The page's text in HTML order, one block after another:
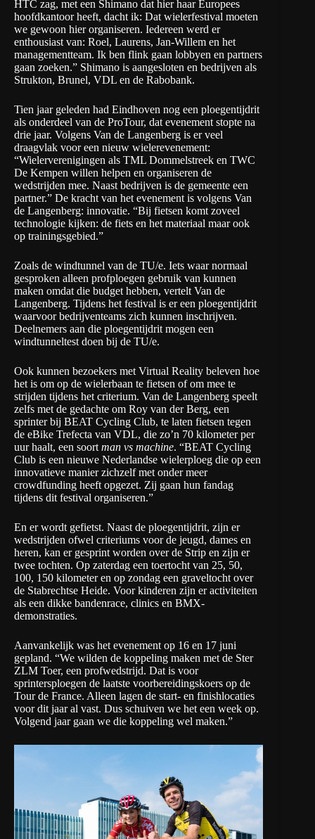
HTC zag, met een Shimano dat hier haar Europees
hoofdkantoor heeft, dacht ik: Dat wielerfestival moeten
we gewoon hier organiseren. Iedereen werd er
enthousiast van: Roel, Laurens, Jan-Willem en het
managementteam. Ik ben flink gaan lobbyen en partners
gaan zoeken.” Shimano is aangesloten en bedrijven als
Strukton, Brunel, VDL en de Rabobank.
Tien jaar geleden had Eindhoven nog een ploegentijdrit
als onderdeel van de ProTour, dat evenement stopte na
drie jaar. Volgens Van de Langenberg is er veel
draagvlak voor een nieuw wielerevenement:
“Wielerverenigingen als TML Dommelstreek en TWC
De Kempen willen helpen en organiseren de
wedstrijden mee. Naast bedrijven is de gemeente een
partner.” De kracht van het evenement is volgens Van
de Langenberg: innovatie. “Bij fietsen komt zoveel
technologie kijken: de fiets en het materiaal maar ook
op trainingsgebied.”
Zoals de windtunnel van de TU/e. Iets waar normaal
gesproken alleen profploegen gebruik van kunnen
maken omdat die budget hebben, vertelt Van de
Langenberg. Tijdens het festival is er een ploegentijdrit
waarvoor bedrijventeams zich kunnen inschrijven.
Deelnemers aan die ploegentijdrit mogen een
windtunneltest doen bij de TU/e.
Ook kunnen bezoekers met Virtual Reality beleven hoe
het is om op de wielerbaan te fietsen of om mee te
strijden tijdens het criterium. Van de Langenberg speelt
zelfs met de gedachte om Roy van der Berg, een
sprinter bij BEAT Cycling Club, te laten fietsen tegen
de eBike Trefecta van VDL, die zo’n 70 kilometer per
uur haalt, een soort man vs machine. “BEAT Cycling
Club is een nieuwe Nederlandse wielerploeg die op een
innovatieve manier zichzelf met onder meer
crowdfunding heeft opgezet. Zij gaan hun fandag
tijdens dit festival organiseren.”
En er wordt gefietst. Naast de ploegentijdrit, zijn er
wedstrijden ofwel criteriums voor de jeugd, dames en
heren, kan er gesprint worden over de Strip en zijn er
twee tochten. Op zaterdag een toertocht van 25, 50,
100, 150 kilometer en op zondag een graveltocht over
de Stabrechtse Heide. Voor kinderen zijn er activiteiten
als een dikke bandenrace, clinics en BMX-
demonstraties.
Aanvankelijk was het evenement op 16 en 17 juni
gepland. “We wilden de koppeling maken met de Ster
ZLM Toer, een profwedstrijd. Dat is voor
sprintersploegen de laatste voorbereidingskoers op de
Tour de France. Alleen lagen de start- en finishlocaties
voor dit jaar al vast. Dus schuiven we het een week op.
Volgend jaar gaan we die koppeling wel maken.”